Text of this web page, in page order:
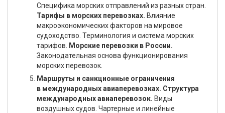
Специфика морских отправлений из разных стран.
Тарифы в морских перевозках. Влияние
макроэкономических факторов на мировое
судоходство. Терминология и система морских
тарифов.
Морские перевозки в России.
Законодательная основа функционирования
морских перевозок.
Маршруты и санкционные ограничения
в международных авиаперевозках. Структура
международных авиаперевозок. Виды
воздушных судов. Чартерные и линейные